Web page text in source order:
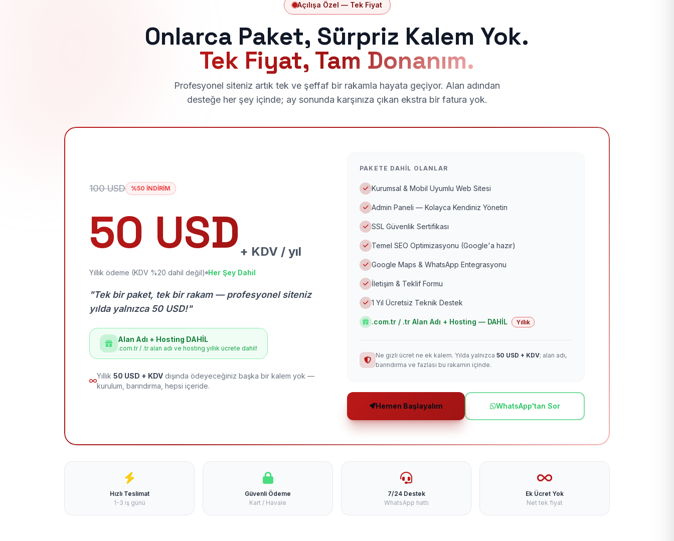
Açılışa Özel — Tek Fiyat
Onlarca Paket, Sürpriz Kalem Yok.
Tek Fiyat, Tam Donanım.
Profesyonel siteniz artık tek ve şeffaf bir rakamla hayata geçiyor. Alan adından
desteğe her şey içinde; ay sonunda karşınıza çıkan ekstra bir fatura yok.
100 USD %50 İNDİRİM
50 USD + KDV / yıl
Yıllık ödeme (KDV %20 dahil değil) Her Şey Dahil
"Tek bir paket, tek bir rakam — profesyonel siteniz
yılda yalnızca 50 USD!"
Alan Adı + Hosting DAHİL
.com.tr / .tr alan adı ve hosting yıllık ücrete dahil!
Yıllık 50 USD + KDV dışında ödeyeceğiniz başka bir kalem yok —
kurulum, barındırma, hepsi içeride.
PAKETE DAHIL OLANLAR
Kurumsal & Mobil Uyumlu Web Sitesi
Admin Paneli — Kolayca Kendiniz Yönetin
SSL Güvenlik Sertifikası
Temel SEO Optimizasyonu (Google'a hazır)
Google Maps & WhatsApp Entegrasyonu
İletişim & Teklif Formu
1 Yıl Ücretsiz Teknik Destek
.com.tr / .tr Alan Adı + Hosting — DAHİL Yıllık
Ne gizli ücret ne ek kalem. Yılda yalnızca 50 USD + KDV; alan adı,
barındırma ve fazlası bu rakamın içinde.
Hemen Başlayalım WhatsApp'tan Sor
Hızlı Teslimat
1-3 iş günü
Güvenli Ödeme
Kart / Havale
7/24 Destek
WhatsApp hattı
Ek Ücret Yok
Net tek fiyat